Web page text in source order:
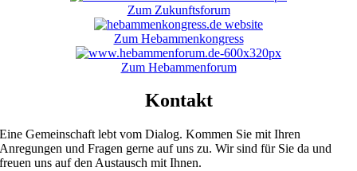
Zum Zukunftsforum
Zum Hebammenkongress
Zum Hebammenforum
Kontakt
Eine Gemeinschaft lebt vom Dialog. Kommen Sie mit Ihren
Anregungen und Fragen gerne auf uns zu. Wir sind für Sie da und
freuen uns auf den Austausch mit Ihnen.